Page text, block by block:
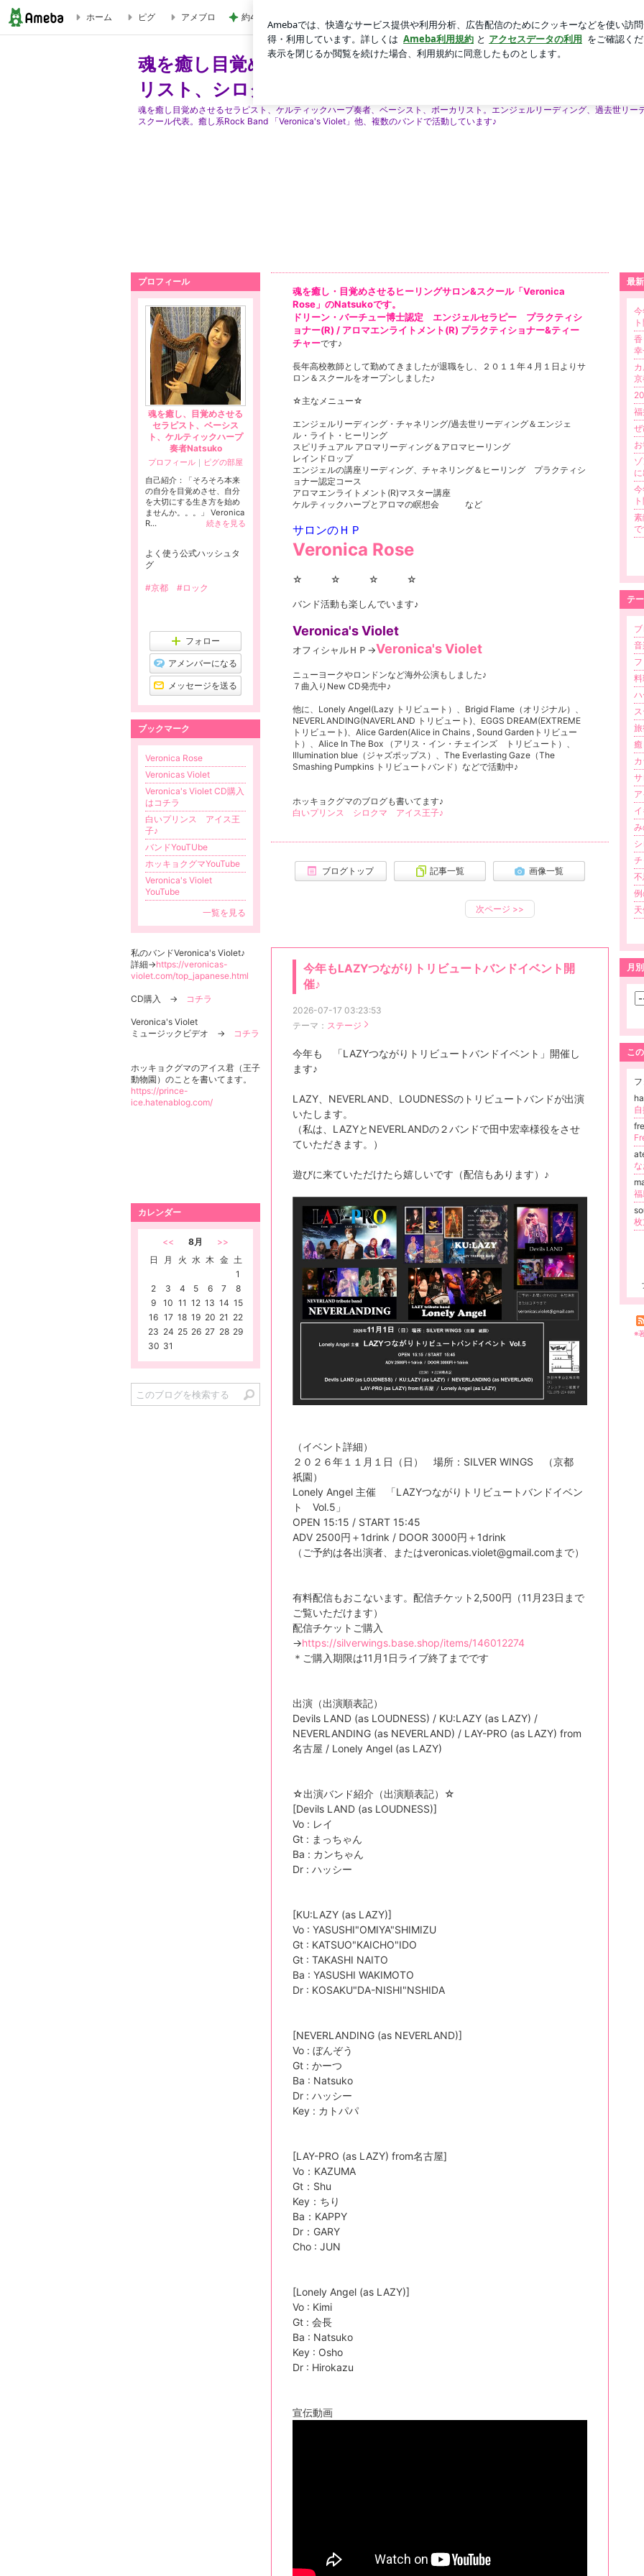
魂を癒し目覚めさせるセラピスト、ベーシスト、ケルティックハープ奏者、ボーカリスト、シロクマ写真家Natsukoのブログ
ホーム ピグ アメブロ 約45年間も続けているレッスン ログ
魂を癒し目覚めさせるセラピスト、ベーシスト、ケルティッ
リスト、シロクマ写真家Natsukoのブログ
魂を癒し目覚めさせるセラピスト、ケルティックハープ奏者、ベーシスト、ボーカリスト。エンジェルリーディング、過去世リー
スクール代表。癒し系Rock Band 「Veronica's Violet」他、複数のバンドで活動しています♪
魂を癒し・目覚めさせるヒーリングサロン&スクール「Veronica
Rose」のNatsukoです。
ドリーン・バーチュー博士認定 エンジェルセラピー プラクティシ
ョナー(R) / アロマエンライトメント(R) プラクティショナー&ティー
チャーです♪
長年高校教師として勤めてきましたが退職をし、２０１１年４月１日よりサ
ロン＆スクールをオープンしました♪
☆主なメニュー☆
エンジェルリーディング・チャネリング/過去世リーディング＆エンジェ
ル・ライト・ヒーリング
スピリチュアル アロマリーディング＆アロマヒーリング
レインドロップ
エンジェルの講座リーディング、チャネリング＆ヒーリング プラクティシ
ョナー認定コース
アロマエンライトメント(R)マスター講座
ケルティックハープとアロマの瞑想会 など
サロンのＨＰ
Veronica Rose
☆ ☆ ☆ ☆
バンド活動も楽しんでいます♪
Veronica's Violet
オフィシャルＨＰ→Veronica's Violet
ニューヨークやロンドンなど海外公演もしました♪
７曲入りNew CD発売中♪
他に、Lonely Angel(Lazy トリビュート）、Brigid Flame（オリジナル）、
NEVERLANDING(NAVERLAND トリビュート)、EGGS DREAM(EXTREME
トリビュート)、Alice Garden(Alice in Chains , Sound Gardenトリビュー
ト）、Alice In The Box （アリス・イン・チェインズ トリビュート）、
Illumination blue（ジャズポップス）、The Everlasting Gaze（The
Smashing Pumpkins トリビュートバンド）などで活動中♪
ホッキョクグマのブログも書いてます♪
白いプリンス シロクマ アイス王子♪
ブログトップ 記事一覧 画像一覧
次ページ >>
今年もLAZYつながりトリビュートバンドイベント開
催♪
2026-07-17 03:23:53
テーマ： ステージ
今年も 「LAZYつながりトリビュートバンドイベント」開催し
ます♪
LAZY、NEVERLAND、LOUDNESSのトリビュートバンドが出演
いたします。
（私は、LAZYとNEVERLANDの２バンドで田中宏幸様役をさせ
ていただきます。）
遊びに来ていただけたら嬉しいです（配信もあります）♪
（イベント詳細）
２０２６年１１月１日（日） 場所：SILVER WINGS （京都
祇園）
Lonely Angel 主催 「LAZYつながりトリビュートバンドイベン
ト Vol.5」
OPEN 15:15 / START 15:45
ADV 2500円＋1drink / DOOR 3000円＋1drink
（ご予約は各出演者、またはveronicas.violet@gmail.comまで）
有料配信もおこないます。配信チケット2,500円（11月23日まで
ご覧いただけます）
配信チケットご購入
→https://silverwings.base.shop/items/146012274
＊ご購入期限は11月1日ライブ終了までです
出演（出演順表記）
Devils LAND (as LOUDNESS) / KU:LAZY (as LAZY) /
NEVERLANDING (as NEVERLAND) / LAY-PRO (as LAZY) from
名古屋 / Lonely Angel (as LAZY)
☆出演バンド紹介（出演順表記）☆
[Devils LAND (as LOUDNESS)]
Vo : レイ
Gt : まっちゃん
Ba : カンちゃん
Dr : ハッシー
[KU:LAZY (as LAZY)]
Vo : YASUSHI"OMIYA"SHIMIZU
Gt : KATSUO"KAICHO"IDO
Gt : TAKASHI NAITO
Ba : YASUSHI WAKIMOTO
Dr : KOSAKU"DA-NISHI"NSHIDA
[NEVERLANDING (as NEVERLAND)]
Vo : ぼんぞう
Gt : かーつ
Ba : Natsuko
Dr : ハッシー
Key : カトパパ
[LAY-PRO (as LAZY) from名古屋]
Vo：KAZUMA
Gt：Shu
Key：ちり
Ba：KAPPY
Dr：GARY
Cho : JUN
[Lonely Angel (as LAZY)]
Vo : Kimi
Gt : 会長
Ba : Natsuko
Key : Osho
Dr : Hirokazu
宣伝動画
最
京
で
テ
音
チ
月別
こ
※
プロフィール
魂を癒し、目覚めさせる
セラピスト、ベーシス
ト、ケルティックハープ
奏者Natsuko
プロフィール ｜ ピグの部屋
自己紹介：「そろそろ本来
の自分を目覚めさせ、自分
を大切にする生き方を始め
ませんか。。。」 Veronica
R...
続きを見る
よく使う公式ハッシュタ
グ
#京都 #ロック
フォロー
アメンバーになる
メッセージを送る
ブックマーク
Veronica Rose
Veronicas Violet
Veronica's Violet CD購入
はコチラ
白いプリンス アイス王
子♪
バンドYouTUbe
ホッキョクグマYouTube
Veronica's Violet
YouTube
一覧を見る
私のバンドVeronica's Violet♪
詳細→https://veronicas-
violet.com/top_japanese.html
CD購入 → コチラ
Veronica's Violet
ミュージックビデオ →
コチラ
ホッキョクグマのアイス君（王子
動物園）のことを書いてます。
https://prince-
ice.hatenablog.com/
カレンダー
<< 8月
>>
日
月 火 水 木 金 土
1
2
3 4 5 6 7
8
9
10 11 12 13 14 15
16 17 18 19 20 21 22
23 24 25 26 27 28 29
30 31